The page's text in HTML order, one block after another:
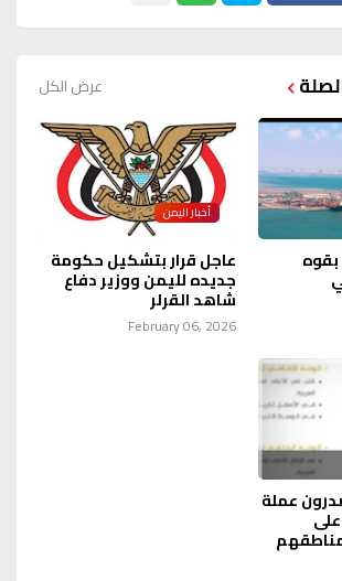
عرض الكل
أخبار اليمن
عاجل قرار بتشكيل حكومة
جديده لليمن ووزير دفاع
شاهد القرلر
February 06, 2026
عملة